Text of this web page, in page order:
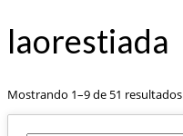
laorestiada
Mostrando 1–9 de 51 resultados